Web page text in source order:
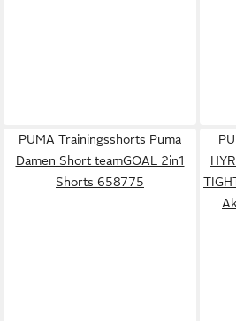
PUMA Trainingsshorts Puma
Damen Short teamGOAL 2in1
Shorts 658775